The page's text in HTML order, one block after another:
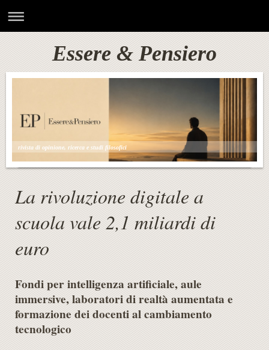
Essere & Pensiero
rivista di opinione, ricerca e studi filosofici
La rivoluzione digitale a
scuola vale 2,1 miliardi di
euro
Fondi per intelligenza artificiale, aule
immersive, laboratori di realtà aumentata e
formazione dei docenti al cambiamento
tecnologico